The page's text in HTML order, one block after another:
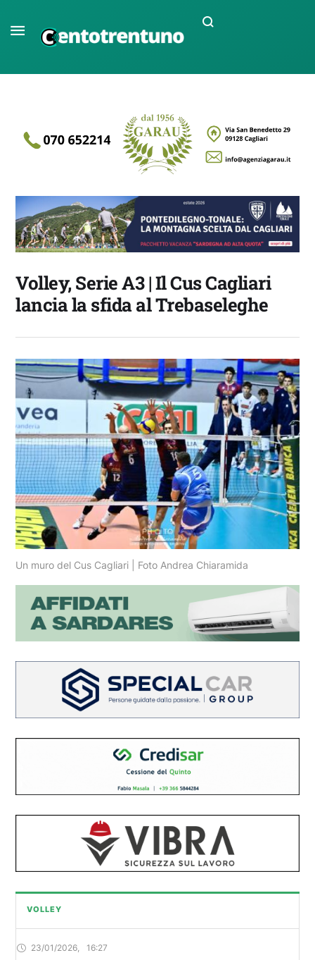
Volley, Serie A3 | Il Cus Cagliari
lancia la sfida al Trebaseleghe
Un muro del Cus Cagliari | Foto Andrea Chiaramida
VOLLEY
23/01/2026 16:27